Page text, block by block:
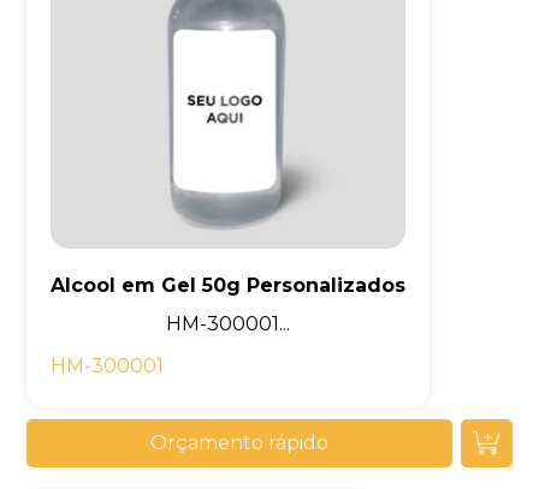
Alcool em Gel 50g Personalizados
HM-300001...
HM-300001
Orçamento rápido